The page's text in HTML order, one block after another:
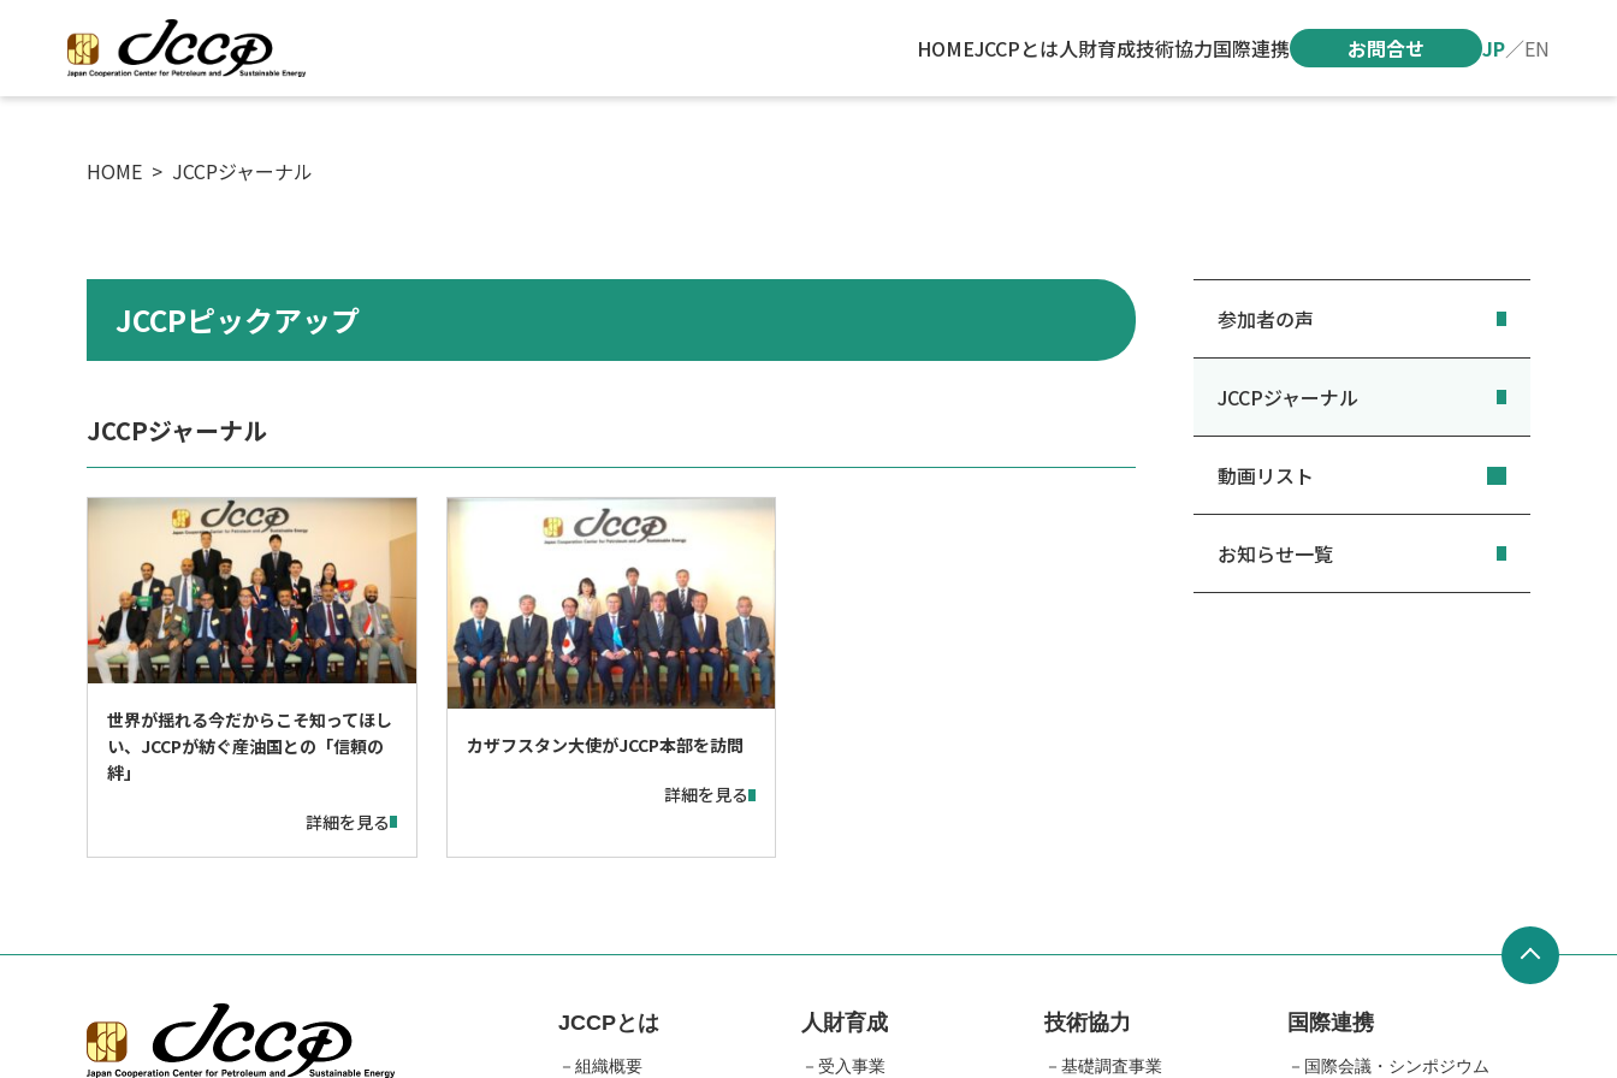
HOMEJCCPとは人財育成技術協力国際連携 お問合せ JP／EN
HOME > JCCPジャーナル
JCCPピックアップ
JCCPジャーナル
世界が揺れる今だからこそ知ってほし
い、JCCPが紡ぐ産油国との「信頼の
絆」
詳細を見る
カザフスタン大使がJCCP本部を訪問
詳細を見る
参加者の声
JCCPジャーナル
動画リスト
お知らせ一覧
JCCPとは
組織概要
人財育成
受入事業
技術協力
基礎調査事業
国際連携
国際会議・シンポジウム